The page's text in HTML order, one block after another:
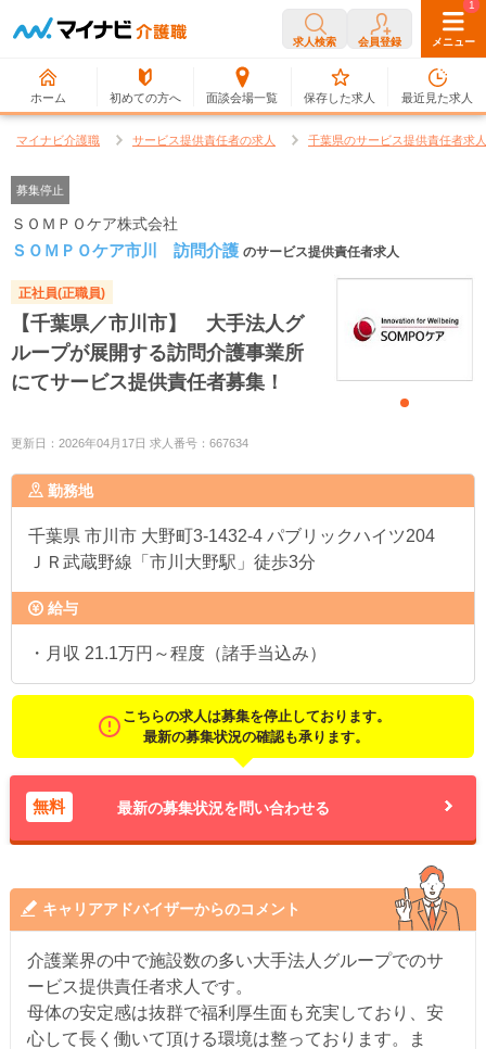
求人検索 会員登録 メニュー
ホーム 初めての方へ 面談会場一覧
0
保存した求人
1
最近見た求人
マイナビ介護職 サービス提供責任者の求人 千葉県のサービス提供責任者求人
募集停止
ＳＯＭＰＯケア株式会社
ＳＯＭＰＯケア市川 訪問介護 のサービス提供責任者求人
正社員(正職員)
【千葉県／市川市】 大手法人グ
ループが展開する訪問介護事業所
にてサービス提供責任者募集！
更新日：2026年04月17日 求人番号：667634
勤務地
千葉県 市川市 大野町3-1432-4 パブリックハイツ204
ＪＲ武蔵野線「市川大野駅」徒歩3分
給与
・月収 21.1万円～程度（諸手当込み）
こちらの求人は募集を停止しております。
最新の募集状況の確認も承ります。
無料 最新の募集状況を問い合わせる
キャリアアドバイザーからのコメント
介護業界の中で施設数の多い大手法人グループでのサ
ービス提供責任者求人です。
母体の安定感は抜群で福利厚生面も充実しており、安
心して長く働いて頂ける環境は整っております。ま